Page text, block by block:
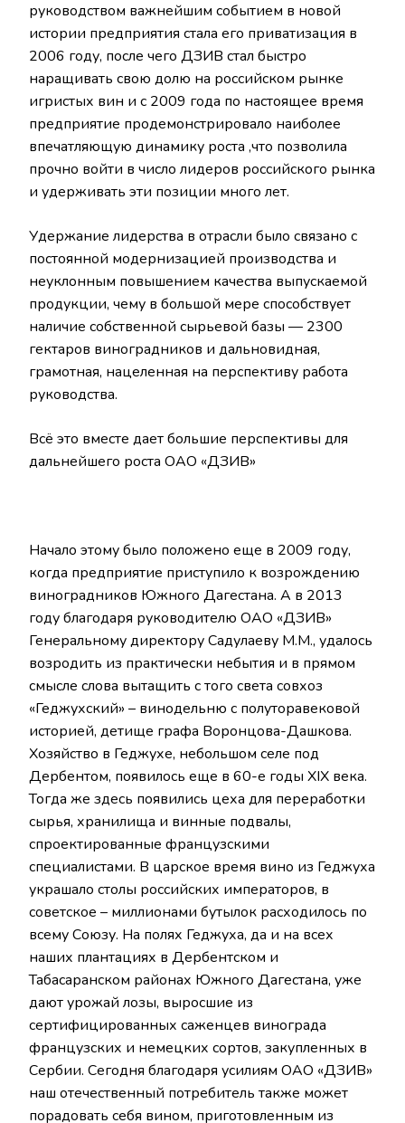
руководством важнейшим событием в новой
истории предприятия стала его приватизация в
2006 году, после чего ДЗИВ стал быстро
наращивать свою долю на российском рынке
игристых вин и с 2009 года по настоящее время
предприятие продемонстрировало наиболее
впечатляющую динамику роста ,что позволила
прочно войти в число лидеров российского рынка
и удерживать эти позиции много лет.
Удержание лидерства в отрасли было связано с
постоянной модернизацией производства и
неуклонным повышением качества выпускаемой
продукции, чему в большой мере способствует
наличие собственной сырьевой базы — 2300
гектаров виноградников и дальновидная,
грамотная, нацеленная на перспективу работа
руководства.
Всё это вместе дает большие перспективы для
дальнейшего роста ОАО «ДЗИВ»
Начало этому было положено еще в 2009 году,
когда предприятие приступило к возрождению
виноградников Южного Дагестана. А в 2013
году благодаря руководителю ОАО «ДЗИВ»
Генеральному директору Садулаеву М.М., удалось
возродить из практически небытия и в прямом
смысле слова вытащить с того света совхоз
«Геджухский» – винодельню с полуторавековой
историей, детище графа Воронцова-Дашкова.
Хозяйство в Геджухе, небольшом селе под
Дербентом, появилось еще в 60-е годы XIX века.
Тогда же здесь появились цеха для переработки
сырья, хранилища и винные подвалы,
спроектированные французскими
специалистами. В царское время вино из Геджуха
украшало столы российских императоров, в
советское – миллионами бутылок расходилось по
всему Союзу. На полях Геджуха, да и на всех
наших плантациях в Дербентском и
Табасаранском районах Южного Дагестана, уже
дают урожай лозы, выросшие из
сертифицированных саженцев винограда
французских и немецких сортов, закупленных в
Сербии. Сегодня благодаря усилиям ОАО «ДЗИВ»
наш отечественный потребитель также может
порадовать себя вином, приготовленным из